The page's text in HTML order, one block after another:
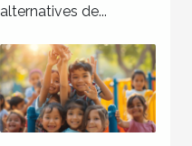
alternatives de...